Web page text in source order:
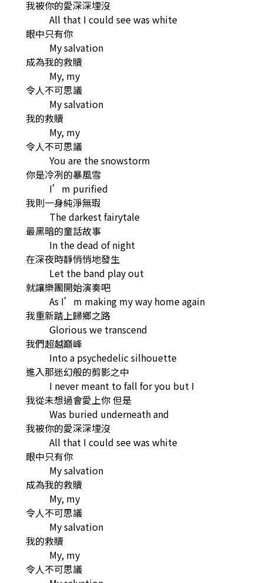
我被你的愛深深埋沒
All that I could see was white
眼中只有你
My salvation
成為我的救贖
My, my
令人不可思議
My salvation
我的救贖
My, my
令人不可思議
You are the snowstorm
你是冷冽的暴風雪
I’m purified
我則一身純淨無瑕
The darkest fairytale
最黑暗的童話故事
In the dead of night
在深夜時靜悄悄地發生
Let the band play out
就讓樂團開始演奏吧
As I’m making my way home again
我重新踏上歸鄉之路
Glorious we transcend
我們超越巔峰
Into a psychedelic silhouette
進入那迷幻般的剪影之中
I never meant to fall for you but I
我從未想過會愛上你 但是
Was buried underneath and
我被你的愛深深埋沒
All that I could see was white
眼中只有你
My salvation
成為我的救贖
My, my
令人不可思議
My salvation
我的救贖
My, my
令人不可思議